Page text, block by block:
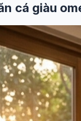
cá giàu